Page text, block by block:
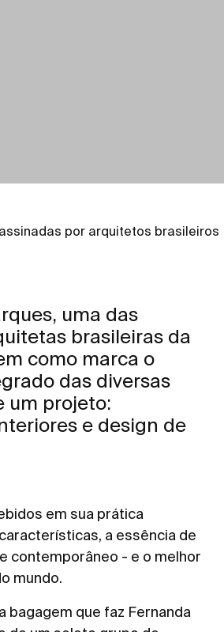
por arquitetos brasileiros
uma das
brasileiras da
como marca o
das diversas
um projeto:
e design de
em sua prática
a essência de
contemporâneo - e o melhor
mundo.
bagagem que faz Fernanda